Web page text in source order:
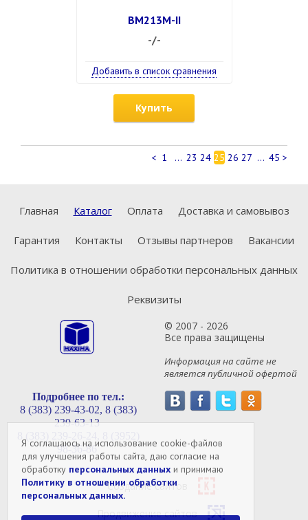
Я соглашаюсь на использование cookie-файлов
для улучшения работы сайта, даю согласие на
обработку персональных данных и принимаю
Политику в отношении обработки
персональных данных.
ВМ213М-II
-/-
Добавить в список сравнения
Купить
< 1 ... 23 24 25 26 27 ... 45 >
Главная Каталог Оплата Доставка и самовывоз
Гарантия Контакты Отзывы партнеров Вакансии
Политика в отношении обработки персональных данных
Реквизиты
© 2007 - 2026
Все права защищены
Информация на сайте не
является публичной офертой
Подробнее по тел.:
8 (383) 239-43-02, 8 (383)
239-63-13
98-36-86
Создание сайтов
Продвижение сайтов